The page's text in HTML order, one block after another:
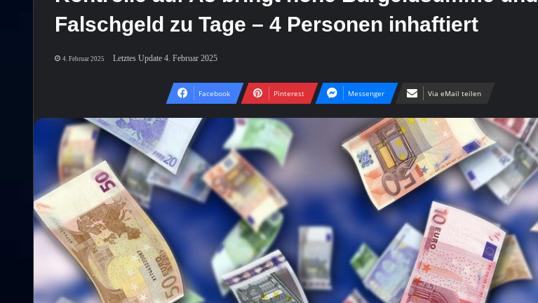
Falschgeld zu Tage – 4 Personen inhaftiert
4. Februar 2025 Letztes Update 4. Februar 2025
Facebook Pinterest Messenger Via eMail teilen